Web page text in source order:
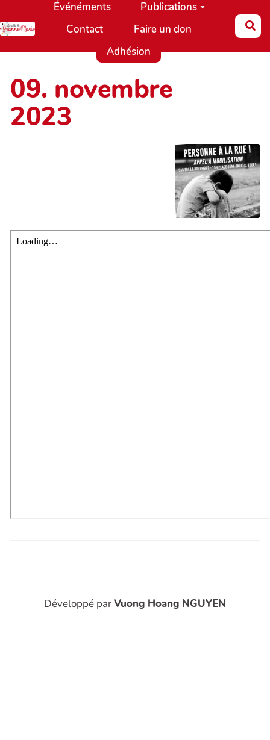
Aller au contenu principal
Événéments
Publications
Contact
Faire un don
Adhésion
09. novembre
2023
Développé parVuong Hoang NGUYEN